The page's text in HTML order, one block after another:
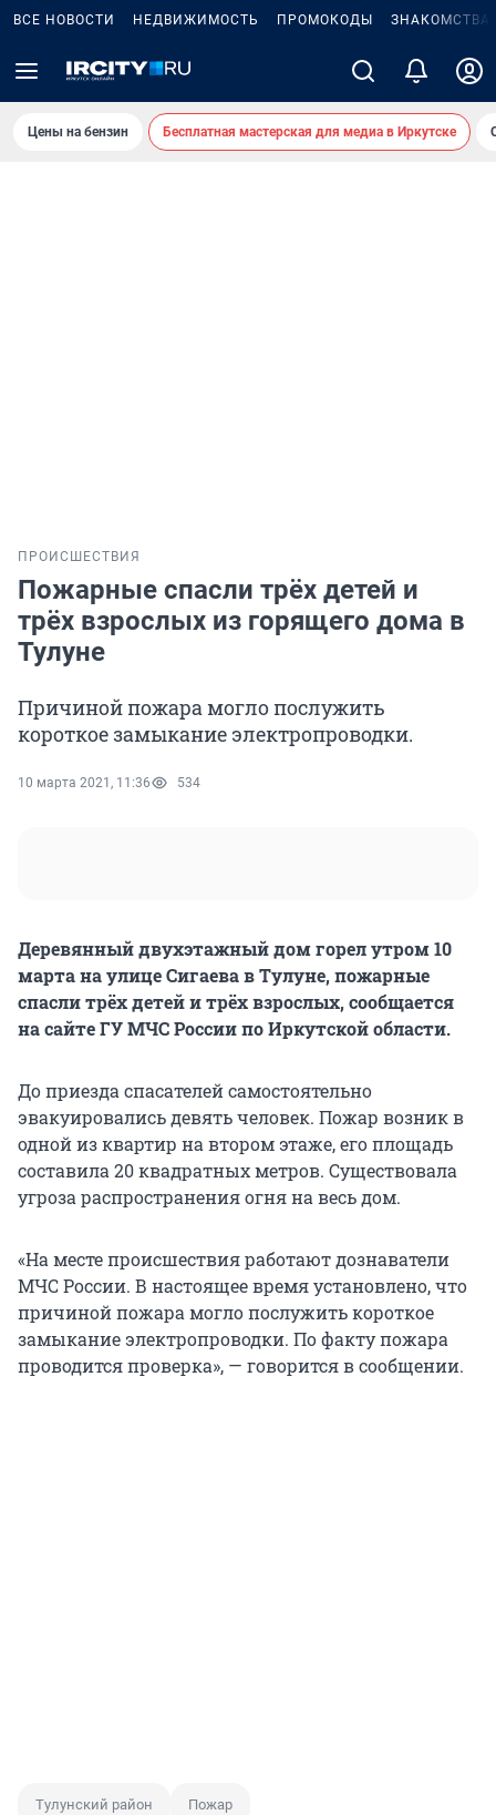
ВСЕ НОВОСТИ НЕДВИЖИМОСТЬ ПРОМОКОДЫ ЗНАКОМСТВА
Цены на бензин Бесплатная мастерская для медиа в Иркутске
ПРОИСШЕСТВИЯ
Пожарные спасли трёх детей и
трёх взрослых из горящего дома в
Тулуне
Причиной пожара могло послужить
короткое замыкание электропроводки.
10 марта 2021, 11:36 534
Деревянный двухэтажный дом горел утром 10
марта на улице Сигаева в Тулуне, пожарные
спасли трёх детей и трёх взрослых, сообщается
на сайте ГУ МЧС России по Иркутской области.
До приезда спасателей самостоятельно
эвакуировались девять человек. Пожар возник в
одной из квартир на втором этаже, его площадь
составила 20 квадратных метров. Существовала
угроза распространения огня на весь дом.
«На месте происшествия работают дознаватели
МЧС России. В настоящее время установлено, что
причиной пожара могло послужить короткое
замыкание электропроводки. По факту пожара
проводится проверка», — говорится в сообщении.
Тулунский район Пожар